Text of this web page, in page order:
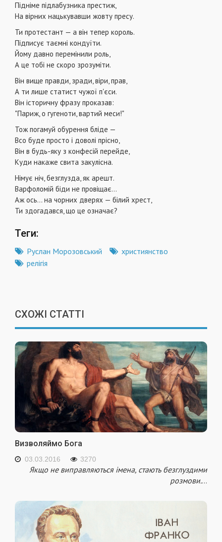
Підніме підлабузника престиж,
На вірних нацькувавши жовту пресу.
Ти протестант — а він тепер король.
Підписує таємні кондуїти.
Йому давно перемінили роль,
А це тобі не скоро зрозуміти.
Він вище правди, зради, віри, прав,
А ти лише статист чужої п'єси.
Він історичну фразу проказав:
"Париж, о гугеноти, вартий меси!"
Тож погамуй обурення бліде —
Всо буде просто і доволі прісно,
Він в будь-яку з конфесій перейде,
Куди накаже свита закулісна.
Німує ніч, безглузда, як арешт.
Варфоломій біди не провіщає...
Аж ось... на чорних дверях — білий хрест,
Ти здогадався, що це означає?
Теги:
Руслан Морозовський
християнство
релігія
СХОЖІ СТАТТІ
Визволяймо Бога
03.03.2016 3270
Якщо не виправляються імена, стають безглуздими
розмови....